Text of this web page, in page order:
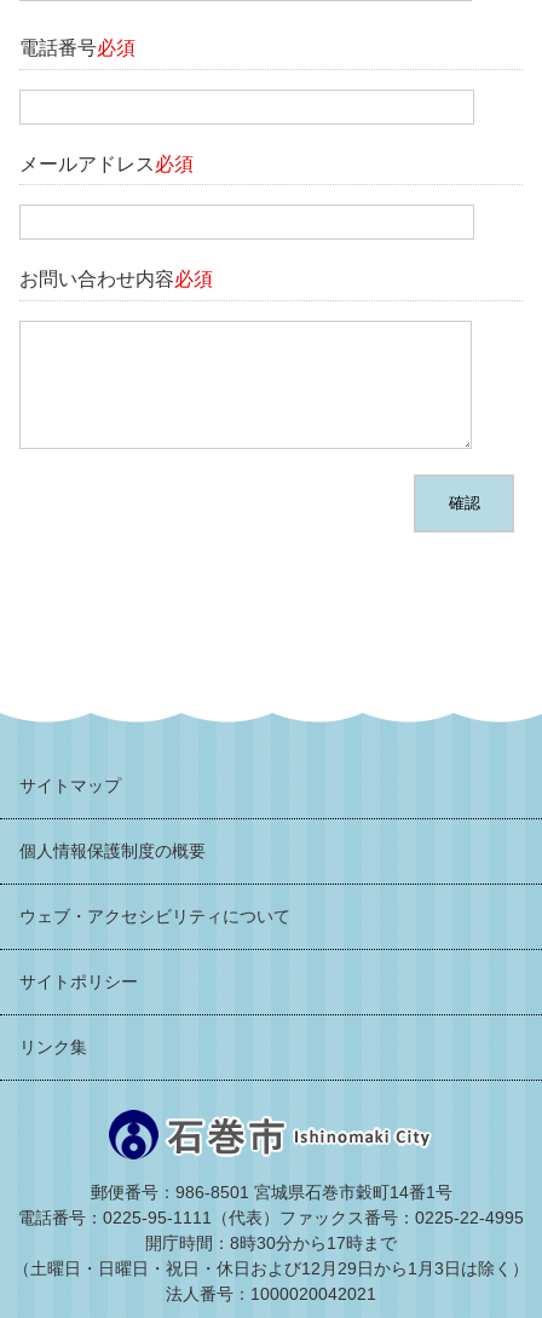
電話番号必須
メールアドレス必須
お問い合わせ内容必須
サイトマップ
個人情報保護制度の概要
ウェブ・アクセシビリティについて
サイトポリシー
リンク集
郵便番号：986-8501 宮城県石巻市穀町14番1号
電話番号：0225-95-1111（代表） ファックス番号：0225-22-4995
開庁時間：8時30分から17時まで
（土曜日・日曜日・祝日・休日および12月29日から1月3日は除く）
法人番号：1000020042021